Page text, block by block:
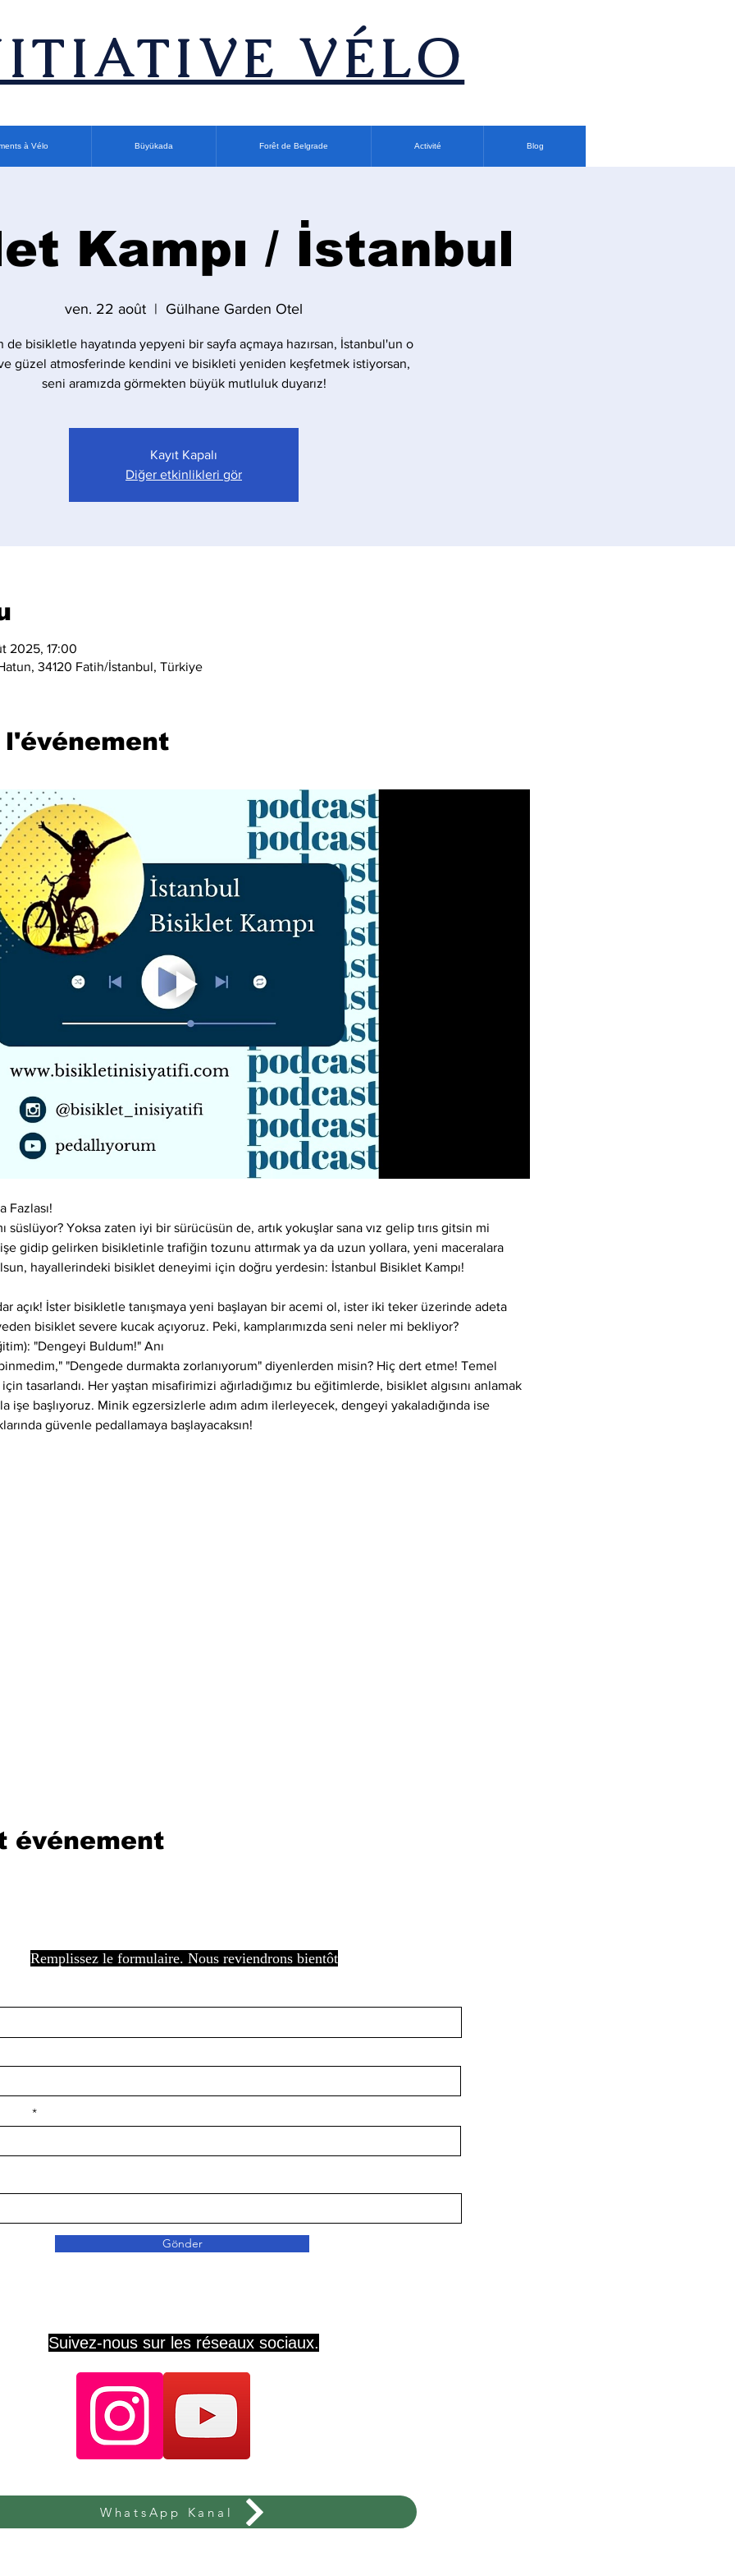
VÉLO
à Vélo Büyükada Forêt de Belgrade Activité Blog
Kampı / İstanbul
ven. 22 août
  |
Gülhane Garden Otel
de bisikletle hayatında yepyeni bir sayfa açmaya hazırsan, İstanbul'un o
güzel atmosferinde kendini ve bisikleti yeniden keşfetmek istiyorsan,
seni aramızda görmekten büyük mutluluk duyarız!
Kayıt Kapalı
Diğer etkinlikleri gör
2025, 17:00
34120 Fatih/İstanbul, Türkiye
Fazlası!
süslüyor? Yoksa zaten iyi bir sürücüsün de, artık yokuşlar sana vız gelip tırıs gitsin mi
gidip gelirken bisikletinle trafiğin tozunu attırmak ya da uzun yollara, yeni maceralara
hayallerindeki bisiklet deneyimi için doğru yerdesin: İstanbul Bisiklet Kampı!
açık! İster bisikletle tanışmaya yeni başlayan bir acemi ol, ister iki teker üzerinde adeta
bisiklet severe kucak açıyoruz. Peki, kamplarımızda seni neler mi bekliyor?
"Dengeyi Buldum!" Anı
"Dengede durmakta zorlanıyorum" diyenlerden misin? Hiç dert etme! Temel
tasarlandı. Her yaştan misafirimizi ağırladığımız bu eğitimlerde, bisiklet algısını anlamak
işe başlıyoruz. Minik egzersizlerle adım adım ilerleyecek, dengeyi yakaladığında ise
güvenle pedallamaya başlayacaksın!
événement
Remplissez le formulaire. Nous reviendrons bientôt
Gönder
Suivez-nous sur les réseaux sociaux.
WhatsApp Kanal